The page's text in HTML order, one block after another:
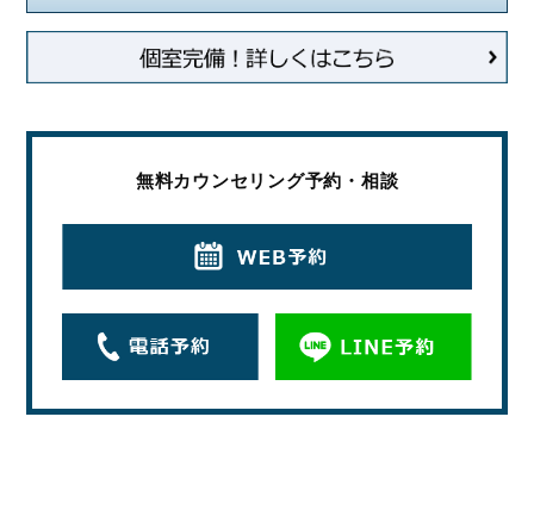
無料カウンセリング予約・相談